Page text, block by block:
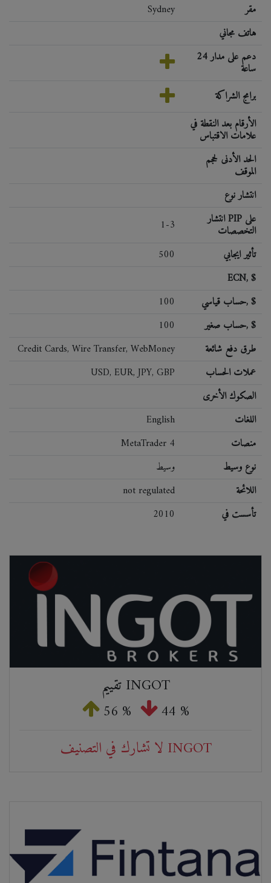
Sydney
مقر
هاتف مجاني
دعم على مدار 24
ساعة
برامج الشراكة
الأرقام بعد النقطة في
علامات الاقتباس
الحد الأدنى لحجم
الموقف
انتشار نوع
1-3
انتشار PIP على
التخصصات
500
تأثير ايجابي
ECN, $
100
حساب قياسي, $
100
حساب صغير, $
Credit Cards, Wire Transfer, WebMoney
طرق دفع شائعة
USD, EUR, JPY, GBP
عملات الحساب
الصكوك الأخرى
English
اللغات
MetaTrader 4
منصات
وسيط
نوع وسيط
not regulated
اللائحة
2010
تأسست في
تقييم INGOT
56 % 44 %
لا تشارك في التصنيف INGOT